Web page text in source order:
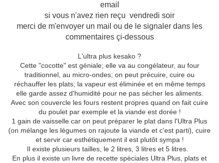
email
si vous n'avez rien reçu vendredi soir
merci de m'envoyer un mail ou de le signaler dans les
commentaires çi-dessous
L'ultra plus kesako ?
Cette "cocotte" est géniale; elle va au congélateur, au four
traditionnel, au micro-ondes; on peut précuire, cuire ou
réchauffer les plats; la vapeur est éliminée et en même temps
elle garde assez d'humidité pour ne pas sécher les aliments.
Avec son couvercle les fours restent propres quand on fait cuire
du poulet par exemple et la viande est dorée !
1 gain de vaisselle car on peut préparer le plat dans l'Ultra Plus
(on mélange les légumes on rajoute la viande et c'est parti), cuire
et servir car esthétiquement il est plutôt sympa !
Il existe plusieurs tailles, le 2 litres, 3 litres et 5 litres.
En plus il existe un livre de recette spéciales Ultra Plus, plats et